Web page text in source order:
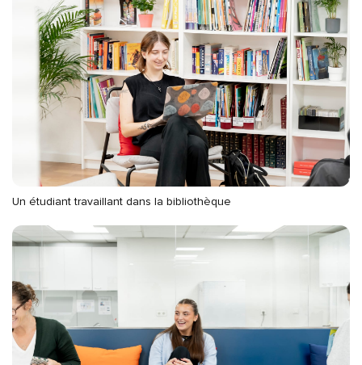
Un étudiant travaillant dans la bibliothèque